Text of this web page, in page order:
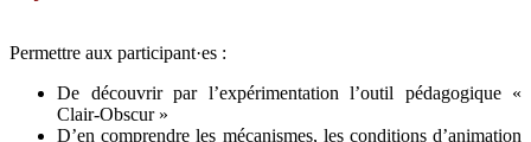
Permettre aux participant·es :
De découvrir par l’expérimentation l’outil pédagogique «
Clair-Obscur »
D’en comprendre les mécanismes, les conditions d’animation